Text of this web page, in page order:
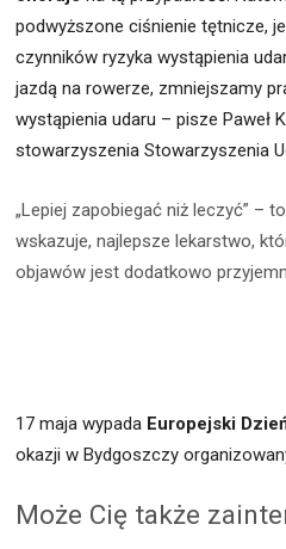
podwyższone ciśnienie tętnicze,
czynników ryzyka wystąpienia
jazdą na rowerze, zmniejszamy
wystąpienia udaru – pisze Paweł
stowarzyszenia Stowarzyszenia
„Lepiej zapobiegać niż leczyć” –
wskazuje, najlepsze lekarstwo,
objawów jest dodatkowo
17 maja wypada Europejski
okazji w Bydgoszczy
Może Cię także